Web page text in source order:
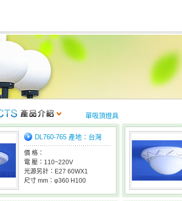
單吸頂燈具
DL760-765 產地：台灣
價 格：
電 壓：110~220V
光源另計：E27 60WX1
尺寸 mm：φ360 H100